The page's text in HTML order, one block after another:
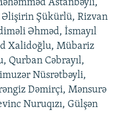
Astanbəyli,
Əlişirin Şükürlü, Rizvan
Əhməd, İsmayıl
Xalidoğlu, Mübariz
Qurban Cəbrayıl,
Nüsrətbəyli,
Dəmirçi, Mənsurə
Nuruqızı, Gülşən